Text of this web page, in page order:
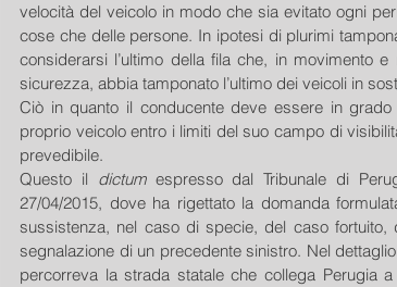
velocità del veicolo in modo che sia evitato ogni
cose che delle persone. In ipotesi di plurimi
considerarsi l’ultimo della fila che, in movimento
sicurezza, abbia tamponato l’ultimo dei veicoli in
Ciò in quanto il conducente deve essere in
proprio veicolo entro i limiti del suo campo di
prevedibile.
Questo il dictum espresso dal Tribunale di
27/04/2015, dove ha rigettato la domanda
sussistenza, nel caso di specie, del caso fortuito,
segnalazione di un precedente sinistro. Nel
percorreva la strada statale che collega Perugia